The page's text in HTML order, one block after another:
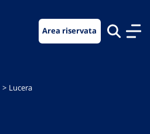
Area riservata
Lucera